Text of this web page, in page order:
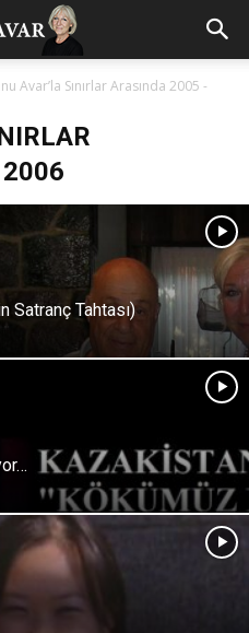
Avar’la Sınırlar Arasında 2005 -
Satranç Tahtası)